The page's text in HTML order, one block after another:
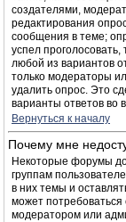
создателями,
редактирования
сообщения в теме;
успел
любой из вариантов
только модераторы
удалить опрос. Это
варианты ответов во
Вернуться к началу
Почему мне
Некоторые форумы
группам
в них темы и
может
модератором или